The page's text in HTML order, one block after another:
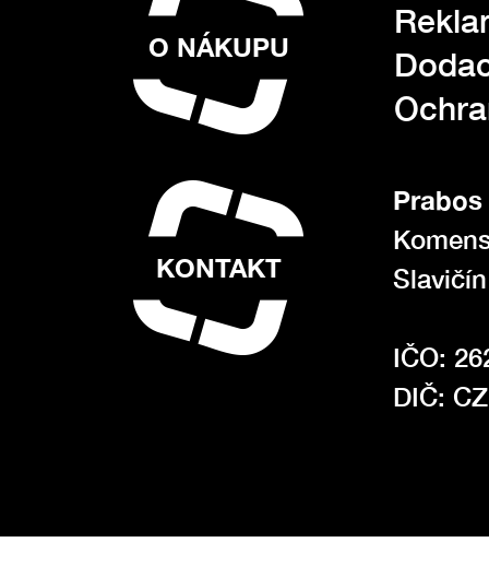
O NÁKUPU
KONTAKT
IČO:
DIČ: